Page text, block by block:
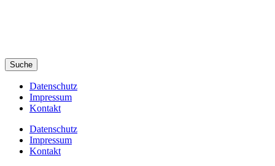
Suche
Datenschutz
Impressum
Kontakt
Datenschutz
Impressum
Kontakt